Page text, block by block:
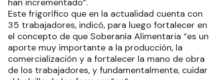
han incrementado”.
Este frigorífico que en la actualidad cuenta con
35 trabajadores, indicó, para luego fortalecer en
el concepto de que Soberanía Alimentaria “es un
aporte muy importante a la producción, la
comercialización y a fortalecer la mano de obra
de los trabajadores, y fundamentalmente, cuidar